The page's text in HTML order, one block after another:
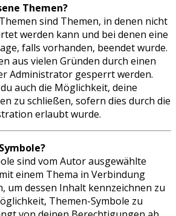
Themen?
sind Themen, in denen nicht
werden kann und bei denen eine
falls vorhanden, beendet wurde.
aus vielen Gründen durch einen
Administrator gesperrt werden.
auch die Möglichkeit, deine
zu schließen, sofern dies durch die
erlaubt wurde.
sind vom Autor ausgewählte
einem Thema in Verbindung
um dessen Inhalt kennzeichnen zu
Themen-Symbole zu